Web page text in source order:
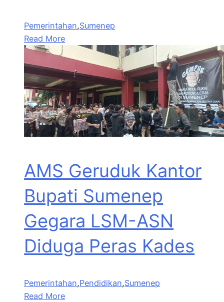
Pemerintahan,Sumenep
Read More
AMS Geruduk Kantor
Bupati Sumenep
Gegara LSM-ASN
Diduga Peras Kades
Pemerintahan,Pendidikan,Sumenep
Read More